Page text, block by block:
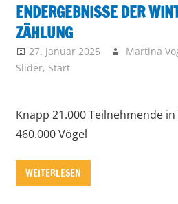
ENDERGEBNISSE DER
ZÄHLUNG
27. Januar 2025 Martina
Slider, Start
Knapp 21.000 Teilnehmende
460.000 Vögel
WEITERLESEN